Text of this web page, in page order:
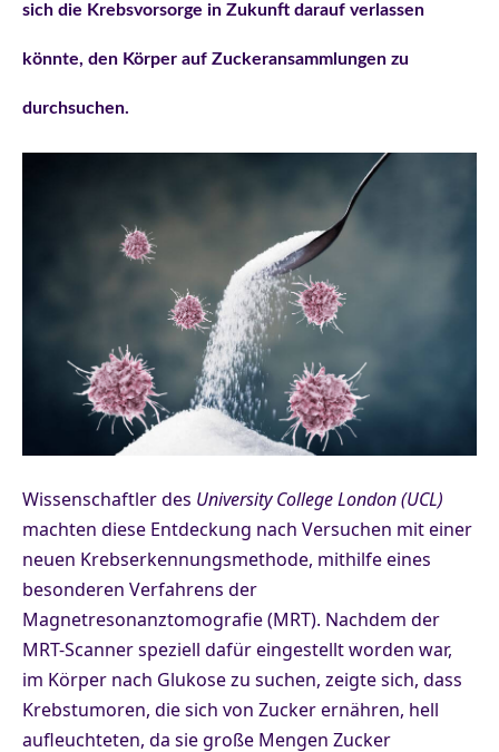
sich die Krebsvorsorge in Zukunft darauf verlassen
könnte, den Körper auf Zuckeransammlungen zu
durchsuchen.
Wissenschaftler des University College London(UCL)
machten diese Entdeckung nach Versuchen mit einer
neuen Krebserkennungsmethode, mithilfe eines
besonderen Verfahrens der
Magnetresonanztomografie (MRT). Nachdem der
MRT-Scanner speziell dafür eingestellt worden war,
im Körper nach Glukose zu suchen, zeigte sich, dass
Krebstumoren, die sich von Zucker ernähren, hell
aufleuchteten, da sie große Mengen Zucker